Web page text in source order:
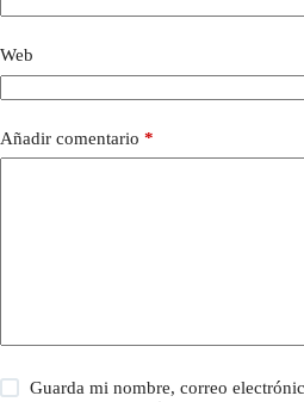
Web
Añadir comentario *
Guarda mi nombre, correo